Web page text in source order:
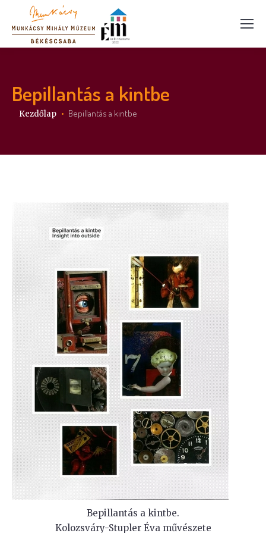
Bepillantás a kintbe
Itt vagy:
Kezdőlap Bepillantás a kintbe
Bepillantás a kintbe.
Kolozsváry-Stupler Éva művészete